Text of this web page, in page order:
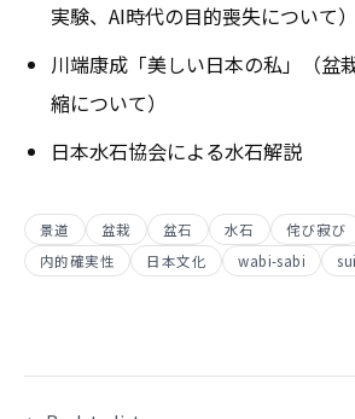
実験、AI時代の目的喪失について）
川端康成「美しい日本の私」（盆
縮について）
日本水石協会による水石解説
景道 盆栽 盆石 水石 侘び寂び
内的確実性
日本文化 wabi-sabi